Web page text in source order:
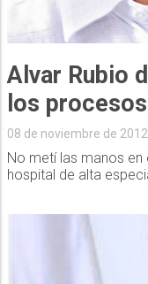
Alvar Rubio
los
08 de noviembre de 2012
No metí las manos en
hospital de alta